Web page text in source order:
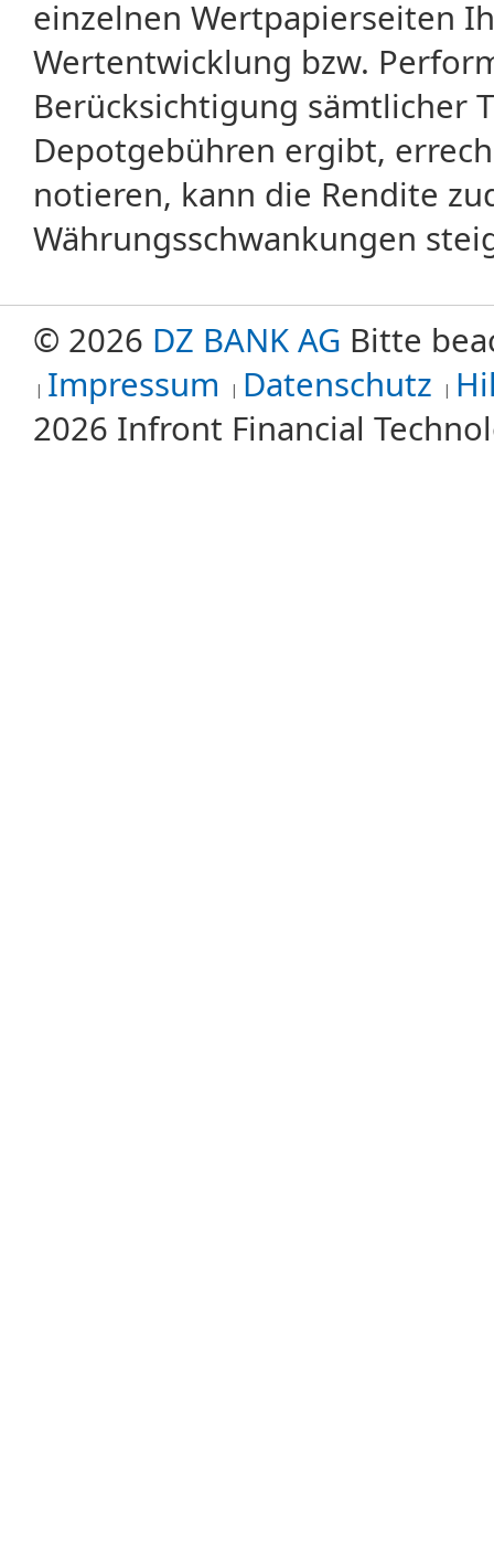
einzelnen Wertpapierseiten
Wertentwicklung bzw.
Berücksichtigung sämtlicher
Depotgebühren ergibt,
notieren, kann die Rendite
Währungsschwankungen
© 2026 DZ BANK AG Bitte
Impressum
Datenschutz
2026 Infront Financial